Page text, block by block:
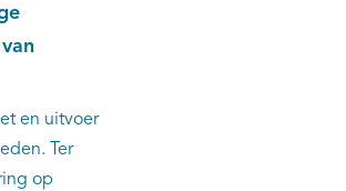
en uitvoer
Ter
op